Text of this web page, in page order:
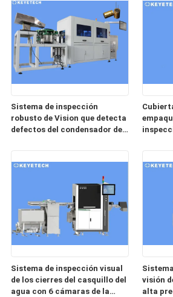
Sistema de inspección
robusto de Vision que detecta
defectos del condensador de
Sistema de inspección visual
de los cierres del casquillo del
agua con 6 cámaras de la
visión
alta